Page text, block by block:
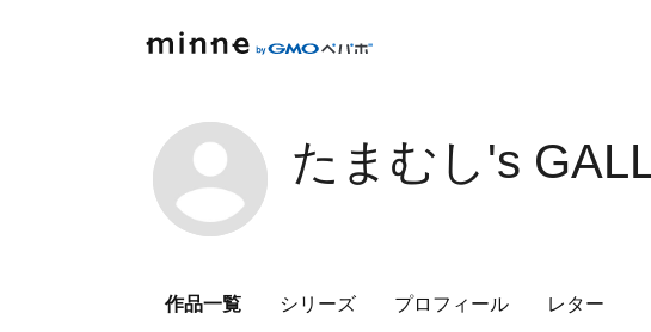
たまむし's
作品一覧 シリーズ プロフィール レター